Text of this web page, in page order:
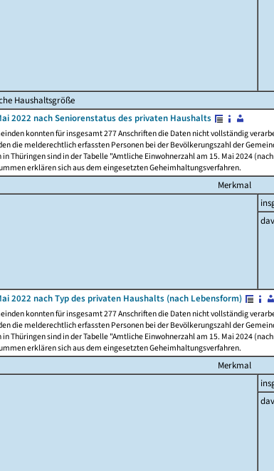
Haushaltsgröße
2022 nach Seniorenstatus des privaten Haushalts
konnten für insgesamt 277 Anschriften die Daten nicht vollständig
die melderechtlich erfassten Personen bei der Bevölkerungszahl der
Thüringen sind in der Tabelle "Amtliche Einwohnerzahl am 15. Mai 2024
erklären sich aus dem eingesetzten Geheimhaltungsverfahren.
Merkmal
2022 nach Typ des privaten Haushalts (nach Lebensform)
konnten für insgesamt 277 Anschriften die Daten nicht vollständig
die melderechtlich erfassten Personen bei der Bevölkerungszahl der
Thüringen sind in der Tabelle "Amtliche Einwohnerzahl am 15. Mai 2024
erklären sich aus dem eingesetzten Geheimhaltungsverfahren.
Merkmal